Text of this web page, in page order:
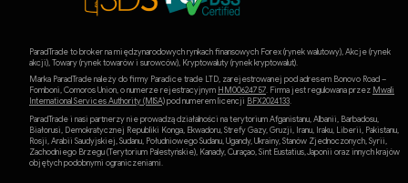
ParadTrade to broker na międzynarodowych rynkach finansowych Forex (rynek walutowy), Akcje (rynek
akcji), Towary (rynek towarów i surowców), Kryptowaluty (rynek kryptowalut).
Marka ParadTrade należy do firmy Paradice trade LTD, zarejestrowanej pod adresem Bonovo Road –
Fomboni, Comoros Union, o numerze rejestracyjnym HM00624757. Firma jest regulowana przez Mwali
International Services Authority (MlSA)pod numerem licencji BFX2024133.
ParadTrade i nasi partnerzy nie prowadzą działalności na terytorium Afganistanu, Albanii, Barbadosu,
Białorusi, Demokratycznej Republiki Konga, Ekwadoru, Strefy Gazy, Gruzji, Iranu, Iraku, Liberii, Pakistanu,
Rosji, Arabii Saudyjskiej, Sudanu, Południowego Sudanu, Ugandy, Ukrainy, Stanów Zjednoczonych, Syrii,
Zachodniego Brzegu (Terytorium Palestyńskie), Kanady, Curaçao, Sint Eustatius, Japonii oraz innych krajów
objętych podobnymi ograniczeniami.